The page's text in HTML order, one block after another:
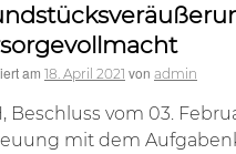
am 18. April 2021 von admin
Beschluss vom 03.
mit dem